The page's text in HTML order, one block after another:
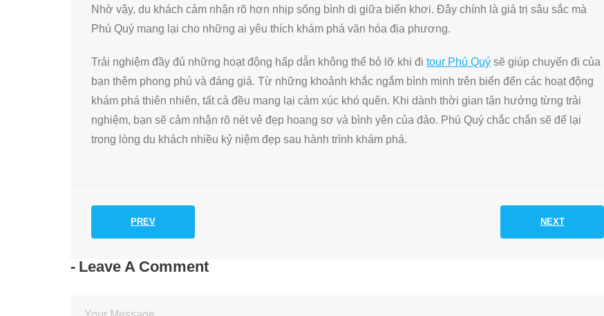
Nhờ vậy, du khách cảm nhận rõ hơn nhịp sống bình dị giữa biển khơi. Đây chính là giá trị sâu sắc mà
Phú Quý mang lại cho những ai yêu thích khám phá văn hóa địa phương.
Trải nghiệm đầy đủ những hoạt động hấp dẫn không thể bỏ lỡ khi đi tour Phú Quý sẽ giúp chuyến đi của
bạn thêm phong phú và đáng giá. Từ những khoảnh khắc ngắm bình minh trên biển đến các hoạt động
khám phá thiên nhiên, tất cả đều mang lại cảm xúc khó quên. Khi dành thời gian tận hưởng từng trải
nghiệm, bạn sẽ cảm nhận rõ nét vẻ đẹp hoang sơ và bình yên của đảo. Phú Quý chắc chắn sẽ để lại
trong lòng du khách nhiều kỷ niệm đẹp sau hành trình khám phá.
PREV NEXT
Leave A Comment